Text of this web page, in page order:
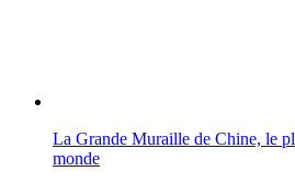
La Grande Muraille de Chine, le
monde